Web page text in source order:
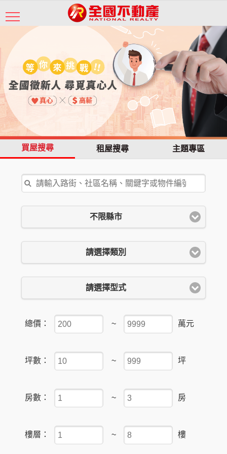
買屋搜尋 租屋搜尋 主題專區
不限縣市
請選擇類別
請選擇型式
總價： ~ 萬元
坪數： ~ 坪
房數： ~ 房
樓層： ~ 樓